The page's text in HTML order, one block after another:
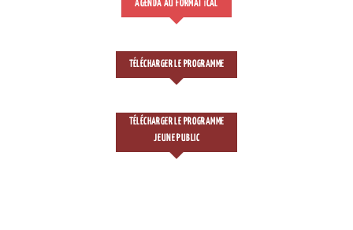
AGENDA AU FORMAT CAL
TÉLÉCHARGER LE PROGRAMME
TÉLÉCHARGER LE PROGRAMME
JEUNE PUBLIC